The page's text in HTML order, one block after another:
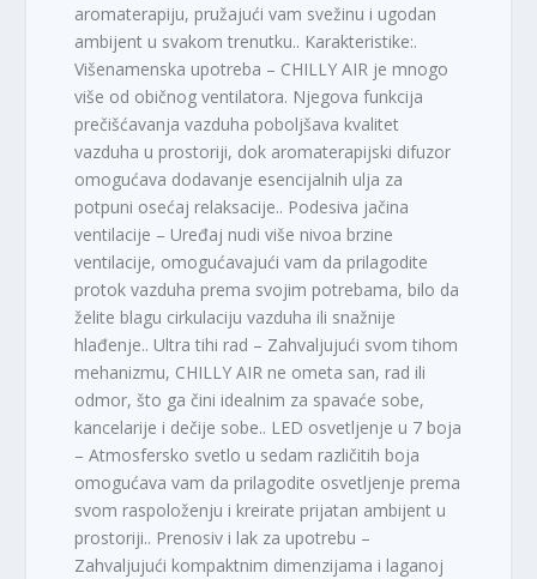
aromaterapiju, pružajući vam svežinu i ugodan
ambijent u svakom trenutku.. Karakteristike:.
Višenamenska upotreba – CHILLY AIR je mnogo
više od običnog ventilatora. Njegova funkcija
prečišćavanja vazduha poboljšava kvalitet
vazduha u prostoriji, dok aromaterapijski difuzor
omogućava dodavanje esencijalnih ulja za
potpuni osećaj relaksacije.. Podesiva jačina
ventilacije – Uređaj nudi više nivoa brzine
ventilacije, omogućavajući vam da prilagodite
protok vazduha prema svojim potrebama, bilo da
želite blagu cirkulaciju vazduha ili snažnije
hlađenje.. Ultra tihi rad – Zahvaljujući svom tihom
mehanizmu, CHILLY AIR ne ometa san, rad ili
odmor, što ga čini idealnim za spavaće sobe,
kancelarije i dečije sobe.. LED osvetljenje u 7 boja
– Atmosfersko svetlo u sedam različitih boja
omogućava vam da prilagodite osvetljenje prema
svom raspoloženju i kreirate prijatan ambijent u
prostoriji.. Prenosiv i lak za upotrebu –
Zahvaljujući kompaktnim dimenzijama i laganoj